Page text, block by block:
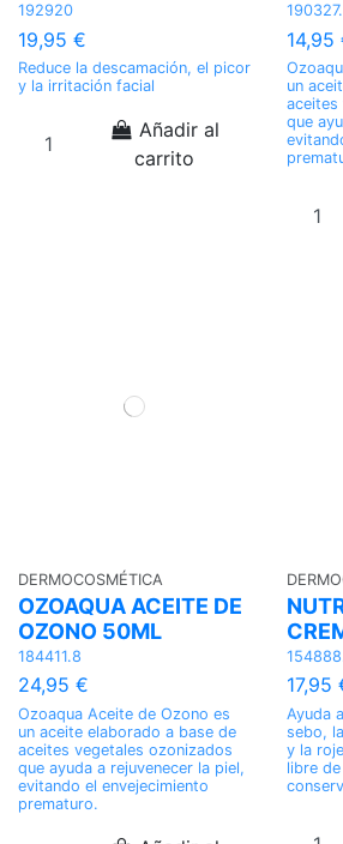
192920
19,95 €
Reduce la descamación, el picor
y la irritación facial
Añadir al
carrito
14,95
un
aceites
que
DERMOCOSMÉTICA
OZOAQUA ACEITE DE
OZONO 50ML
184411.8
24,95 €
Ozoaqua Aceite de Ozono es
un aceite elaborado a base de
aceites vegetales ozonizados
que ayuda a rejuvenecer la piel,
evitando el envejecimiento
prematuro.
17,95
Ayuda
sebo,
y la
libre